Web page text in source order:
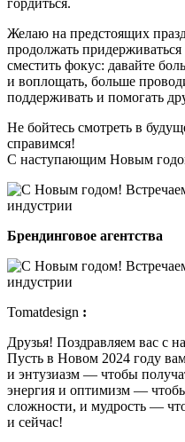
Желаю на предстоящих
продолжать
сместить фокус: давайте
и воплощать, больше
поддерживать и помогать
Не бойтесь смотреть в
справимся!
С наступающим Новым
Брендинговое агентства
Tomatdesign :
Друзья! Поздравляем вас с
Пусть в Новом 2024 году
и энтузиазм — чтобы
энергия и оптимизм —
сложности, и мудрость —
и сейчас!